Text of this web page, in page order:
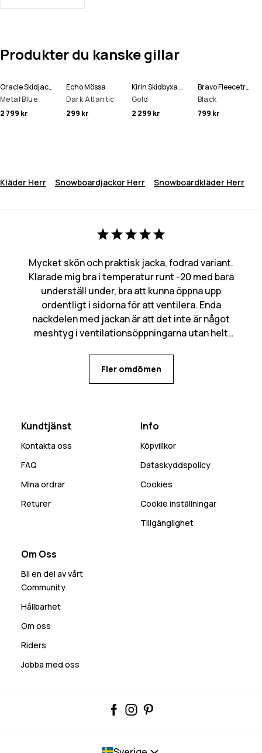
Produkter du kanske gillar
Oracle Skidjacka Man
Metal Blue
2 799 kr
Echo Mössa
Dark Atlantic
299 kr
Kirin Skidbyxa Man
Gold
2 299 kr
Bravo Fleecetröja Man
Black
799 kr
Kläder Herr Snowboardjackor Herr Snowboardkläder Herr
Mycket skön och praktisk jacka, fodrad variant.
Klarade mig bra i temperatur runt -20 med bara
underställ under, bra att kunna öppna upp
ordentligt i sidorna för att ventilera. Enda
nackdelen med jackan är att det inte är något
meshtyg i ventilationsöppningarna utan helt
alternativ för mobilen beroende på behov.
Fler omdömen
Kundtjänst
Kontakta oss
FAQ
Mina ordrar
Returer
Info
Köpvillkor
Dataskyddspolicy
Cookies
Cookie inställningar
Tillgänglighet
Om Oss
Bli en del av vårt
Community
Hållbarhet
Om oss
Riders
Jobba med oss